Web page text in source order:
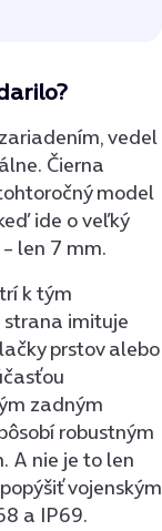
vedel
Čierna
model
ide o veľký
len 7 mm.
k tým
strana imituje
prstov alebo
zadným
robustným
A nie je to len
vojenským
a IP69.